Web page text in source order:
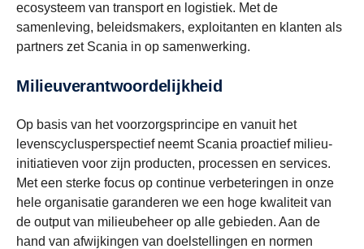
ecosysteem van transport en logistiek. Met de
samenleving, beleidsmakers, exploitanten en klanten als
partners zet Scania in op samenwerking.
Milieuverantwoordelijkheid
Op basis van het voorzorgsprincipe en vanuit het
levenscyclusperspectief neemt Scania proactief milieu-
initiatieven voor zijn producten, processen en services.
Met een sterke focus op continue verbeteringen in onze
hele organisatie garanderen we een hoge kwaliteit van
de output van milieubeheer op alle gebieden. Aan de
hand van afwijkingen van doelstellingen en normen